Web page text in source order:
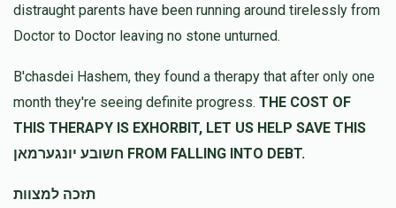
הערשי ליכטענשטיין שלום בערקאוויטש
10 months ago
חבריתא האט אליינ'ס נישט קיין פעדזש.....
Yossi Lipschitz
distraught parents have been running around tirelessly from
Doctor to Doctor leaving no stone unturned.
B'chasdei Hashem, they found a therapy that after only one
month they're seeing definite progress. THE COST OF
THIS THERAPY IS EXHORBIT, LET US HELP SAVE THIS
חשובע יונגערמאן FROM FALLING INTO DEBT.
תזכה למצוות